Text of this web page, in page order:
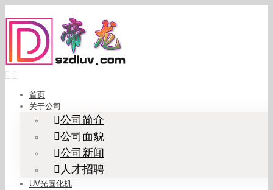
to
content
首页
关于公司
公司简介
公司面貌
公司新闻
人才招聘
UV光固化机